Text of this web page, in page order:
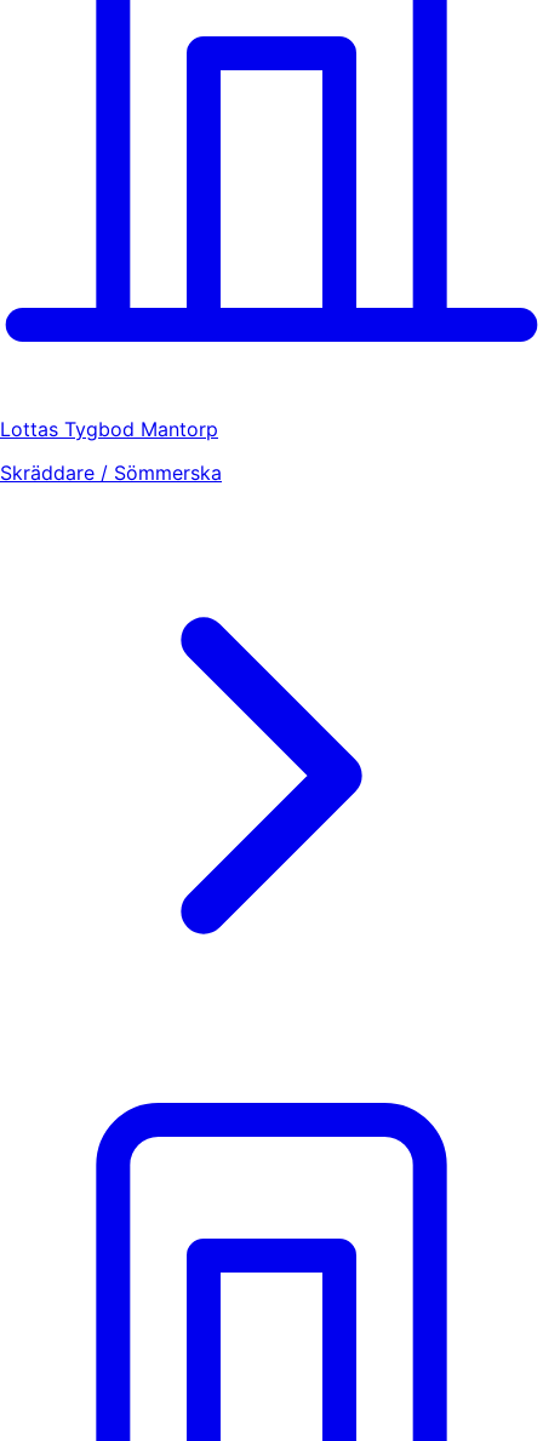
Lottas Tygbod Mantorp
Skräddare / Sömmerska